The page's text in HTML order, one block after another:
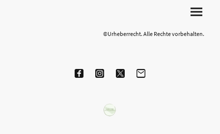
©Urheberrecht. Alle Rechte vorbehalten.